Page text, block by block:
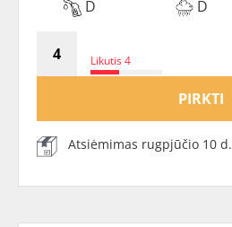
D
D
Likutis 4
PIRKTI
Atsiėmimas rugpjūčio 10 d.